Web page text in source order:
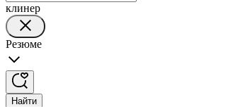
клинер
Резюме
Найти